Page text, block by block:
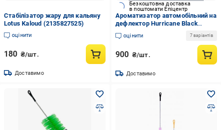
Стабілізатор жару для кальяну
Lotus Kaloud (2135827525)
оцінити
180 ₴/шт.
Доставимо
Безкоштовна доставка
в поштомати Епіцентр
Ароматизатор автомобільний на
дефлектор Hurricane Black
Standart
оцінити 7 варіантів
900 ₴/шт.
Доставимо